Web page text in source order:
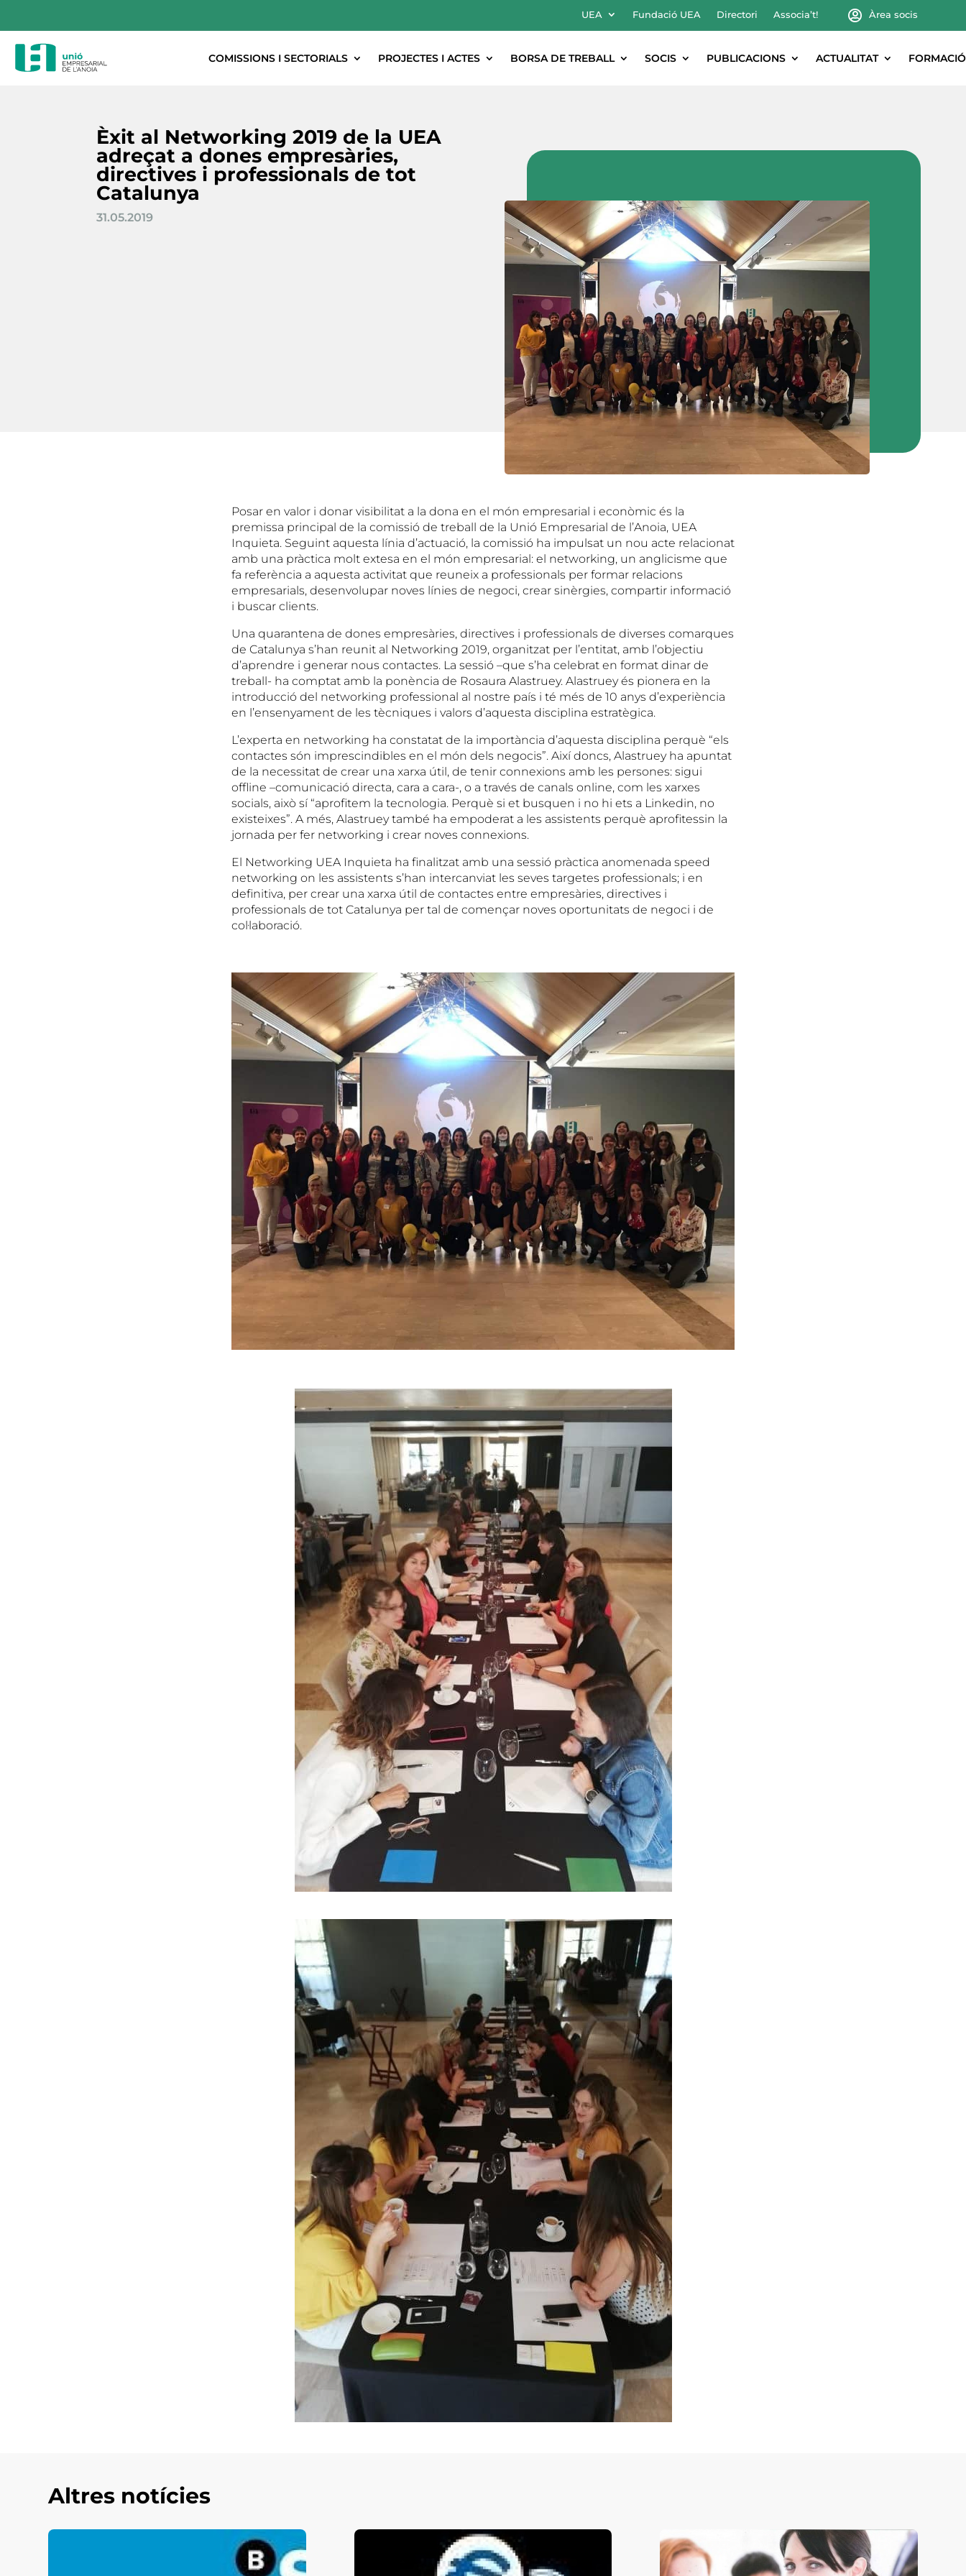
UEA Fundació UEA Directori Associa’t! Àrea socis
COMISSIONS I SECTORIALS PROJECTES I ACTES BORSA DE TREBALL SOCIS PUBLICACIONS ACTUALITAT FORMACIÓ
Èxit al Networking 2019 de la UEA
adreçat a dones empresàries,
directives i professionals de tot
Catalunya
31.05.2019
Posar en valor i donar visibilitat a la dona en el món empresarial i econòmic és la
premissa principal de la comissió de treball de la Unió Empresarial de l’Anoia, UEA
Inquieta. Seguint aquesta línia d’actuació, la comissió ha impulsat un nou acte relacionat
amb una pràctica molt extesa en el món empresarial: el networking, un anglicisme que
fa referència a aquesta activitat que reuneix a professionals per formar relacions
empresarials, desenvolupar noves línies de negoci, crear sinèrgies, compartir informació
i buscar clients.
Una quarantena de dones empresàries, directives i professionals de diverses comarques
de Catalunya s’han reunit al Networking 2019, organitzat per l’entitat, amb l’objectiu
d’aprendre i generar nous contactes. La sessió –que s’ha celebrat en format dinar de
treball- ha comptat amb la ponència de Rosaura Alastruey. Alastruey és pionera en la
introducció del networking professional al nostre país i té més de 10 anys d’experiència
en l’ensenyament de les tècniques i valors d’aquesta disciplina estratègica.
L’experta en networking ha constatat de la importància d’aquesta disciplina perquè “els
contactes són imprescindibles en el món dels negocis”. Així doncs, Alastruey ha apuntat
de la necessitat de crear una xarxa útil, de tenir connexions amb les persones: sigui
offline –comunicació directa, cara a cara-, o a través de canals online, com les xarxes
socials, això sí “aprofitem la tecnologia. Perquè si et busquen i no hi ets a Linkedin, no
existeixes”. A més, Alastruey també ha empoderat a les assistents perquè aprofitessin la
jornada per fer networking i crear noves connexions.
El Networking UEA Inquieta ha finalitzat amb una sessió pràctica anomenada speed
networking on les assistents s’han intercanviat les seves targetes professionals; i en
definitiva, per crear una xarxa útil de contactes entre empresàries, directives i
professionals de tot Catalunya per tal de començar noves oportunitats de negoci i de
col·laboració.
Altres notícies